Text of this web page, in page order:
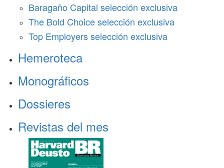
Baragaño Capital selección exclusiva
The Bold Choice selección exclusiva
Top Employers selección exclusiva
Hemeroteca
Monográficos
Dossieres
Revistas del mes